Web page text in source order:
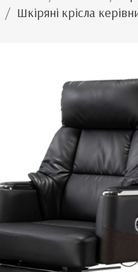
Шкіряні крісла